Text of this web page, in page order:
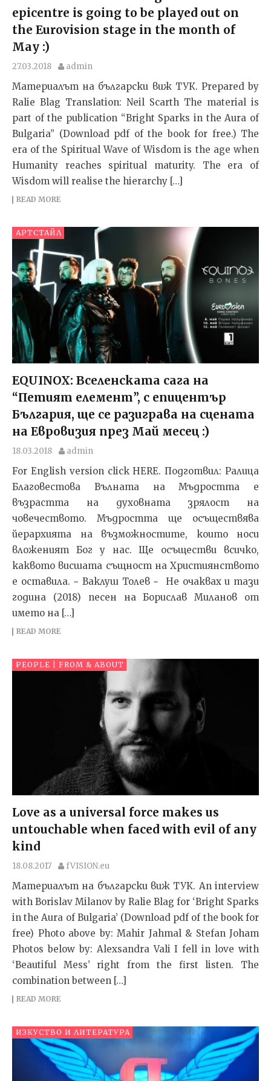
epicentre is going to be played out on
the Eurovision stage in the month of
May :)
27.03.2018 admin
Материалът на български виж ТУК. Prepared by
Ralie Blag Translation: Neil Scarth The material is
part of the publication “Bright Sparks in the Aura of
Bulgaria” (Download pdf of the book for free.) The
era of the Spiritual Wave of Wisdom is the age when
Humanity reaches spiritual maturity. The era of
Wisdom will realise the hierarchy […]
READ MORE
АРТСТАЙЛ
EQUINOX: Вселенската сага на
“Петият елемент”, с епицентър
България, ще се разиграва на сцената
на Евровизия през Май месец :)
18.03.2018 admin
For English version click HERE. Подготвил: Ралица
Благовестова Вълната на Мъдростта е
възрастта на духовната зрялост на
човечеството. Мъдростта ще осъществява
йерархията на възможностите, които носи
вложеният Бог у нас. Ще осъществи всичко,
каквото висшата същност на Християнството
е оставила. ~ Ваклуш Толев ~ Не очаквах и тази
година (2018) песен на Борислав Миланов от
името на […]
READ MORE
PEOPLE | FROM & ABOUT
Love as a universal force makes us
untouchable when faced with evil of any
kind
18.08.2017 fVISION.eu
Материалът на български виж ТУК. An interview
with Borislav Milanov by Ralie Blag for ‘Bright Sparks
in the Aura of Bulgaria’ (Download pdf of the book for
free) Photo above by: Mahir Jahmal & Stefan Joham
Photos below by: Alexsandra Vali I fell in love with
‘Beautiful Mess’ right from the first listen. The
combination between […]
READ MORE
ИЗКУСТВО И ЛИТЕРАТУРА